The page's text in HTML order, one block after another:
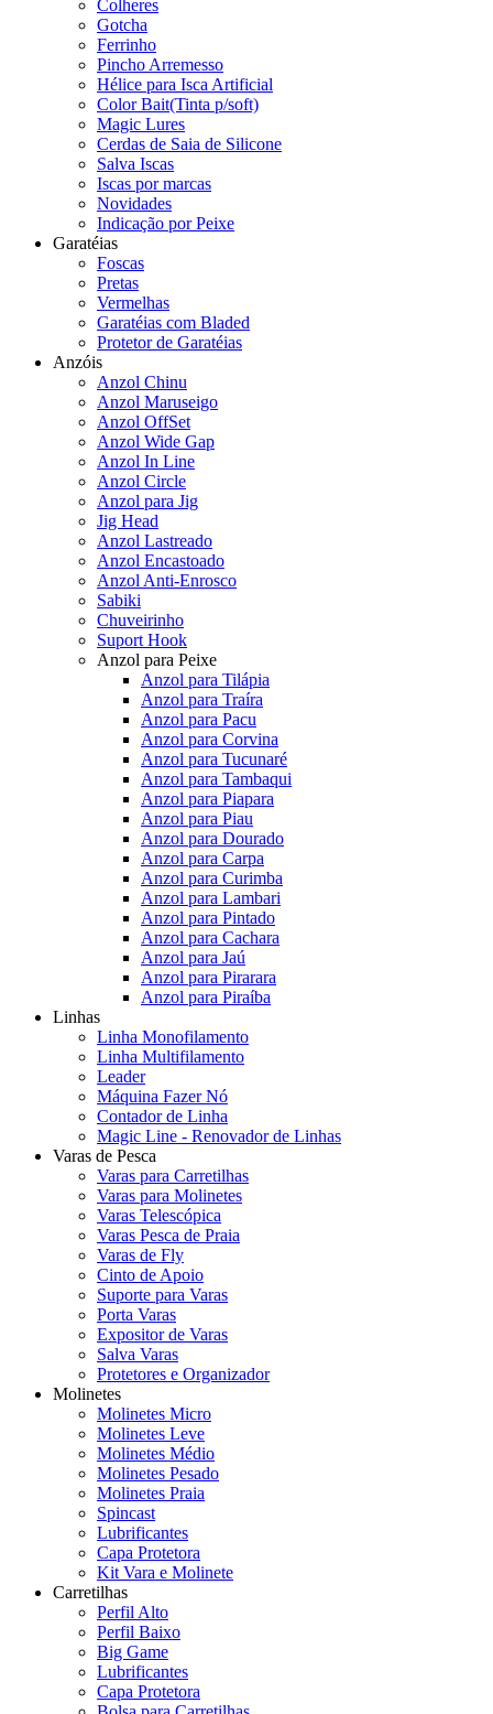
Colheres
Gotcha
Ferrinho
Pincho Arremesso
Hélice para Isca Artificial
Color Bait(Tinta p/soft)
Magic Lures
Cerdas de Saia de Silicone
Salva Iscas
Iscas por marcas
Novidades
Indicação por Peixe
Garatéias
Foscas
Pretas
Vermelhas
Garatéias com Bladed
Protetor de Garatéias
Anzóis
Anzol Chinu
Anzol Maruseigo
Anzol OffSet
Anzol Wide Gap
Anzol In Line
Anzol Circle
Anzol para Jig
Jig Head
Anzol Lastreado
Anzol Encastoado
Anzol Anti-Enrosco
Sabiki
Chuveirinho
Suport Hook
Anzol para Peixe
Anzol para Tilápia
Anzol para Traíra
Anzol para Pacu
Anzol para Corvina
Anzol para Tucunaré
Anzol para Tambaqui
Anzol para Piapara
Anzol para Piau
Anzol para Dourado
Anzol para Carpa
Anzol para Curimba
Anzol para Lambari
Anzol para Pintado
Anzol para Cachara
Anzol para Jaú
Anzol para Pirarara
Anzol para Piraíba
Linhas
Linha Monofilamento
Linha Multifilamento
Leader
Máquina Fazer Nó
Contador de Linha
Magic Line - Renovador de Linhas
Varas de Pesca
Varas para Carretilhas
Varas para Molinetes
Varas Telescópica
Varas Pesca de Praia
Varas de Fly
Cinto de Apoio
Suporte para Varas
Porta Varas
Expositor de Varas
Salva Varas
Protetores e Organizador
Molinetes
Molinetes Micro
Molinetes Leve
Molinetes Médio
Molinetes Pesado
Molinetes Praia
Spincast
Lubrificantes
Capa Protetora
Kit Vara e Molinete
Carretilhas
Perfil Alto
Perfil Baixo
Big Game
Lubrificantes
Capa Protetora